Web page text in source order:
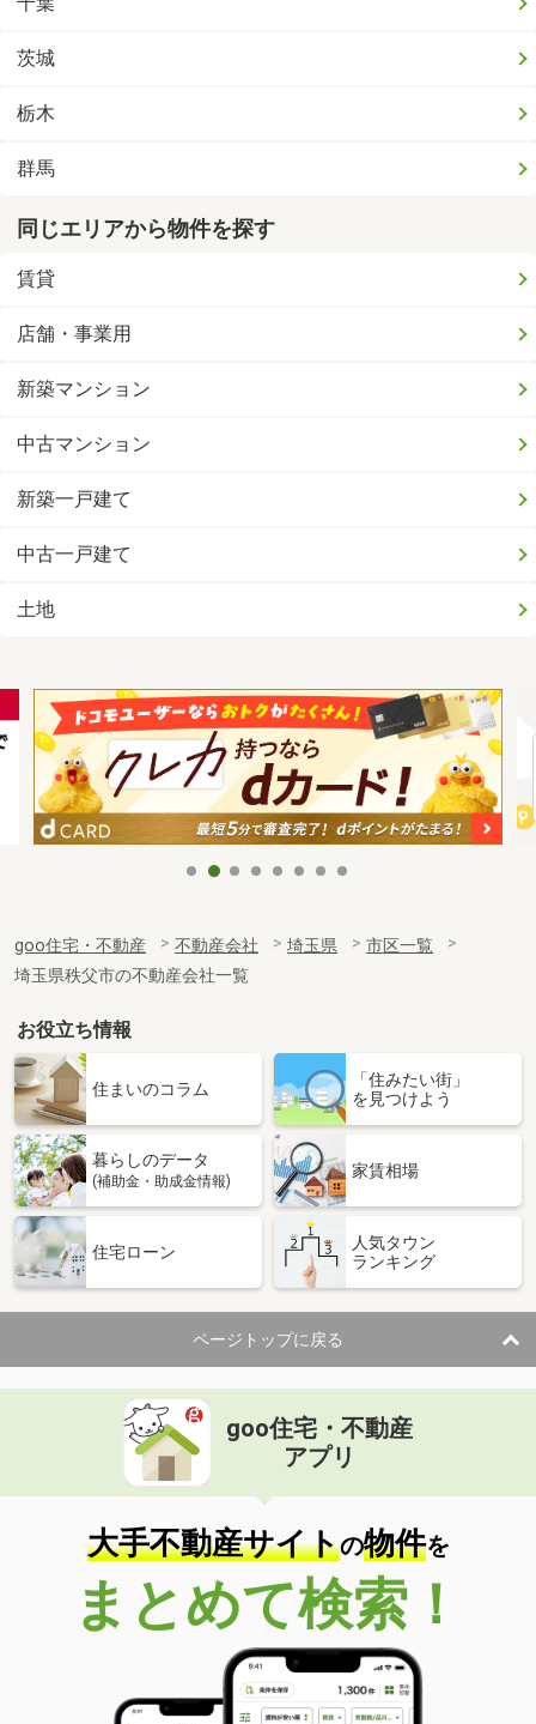
茨城
栃木
群馬
同じエリアから物件を探す
賃貸
店舗・事業用
新築マンション
中古マンション
新築一戸建て
中古一戸建て
土地
goo住宅・不動産 不動産会社 埼玉県
市区一覧
埼玉県秩父市の不動産会社一覧
お役立ち情報
住まいのコラム
「住みたい街」
を見つけよう
暮らしのデータ
(補助金・助成金情報)
家賃相場
住宅ローン
人気タウン
ランキング
ページトップに戻る
goo住宅・不動産
アプリ
大手不動産サイトの物件を
まとめて検索！